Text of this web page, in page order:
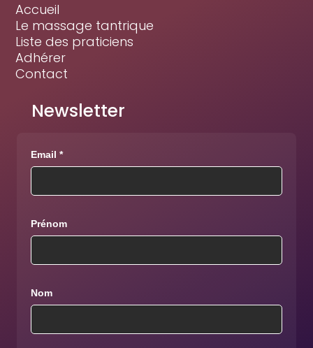
Accueil
Le massage tantrique
Liste des praticiens
Adhérer
Contact
Newsletter
Email *
Prénom
Nom